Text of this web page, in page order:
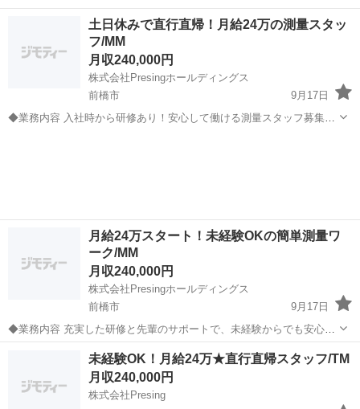
告書作成は30分ほど。業務フローがシンプルなので、初めてでも安心
してスタートできます。 【勤務日】週5日勤務（土日祝休み） 【給
与】月給24万円～ ...
土木 未経験
土日休みで直行直帰！月給24万の測量スタッ
フ/MM
月収240,000円
株式会社Presingホールディングス
前橋市
9月17日
◆業務内容 入社時から研修あり！安心して働ける測量スタッフ募集で
月給24万スタート！未経験OKの簡単測量ワ
ーク/MM
月収240,000円
株式会社Presingホールディングス
前橋市
9月17日
◆業務内容 充実した研修と先輩のサポートで、未経験からでも安心し
て始められる測量業務です。 ◆シフト 週5日勤務（土日休み） ◆給与
月給24万円 ※社用車・ガソリン・機材など全額支給 ◆必...
測量 未経験
未経験OK！月給24万★直行直帰スタッフ/TM
月収240,000円
株式会社Presing